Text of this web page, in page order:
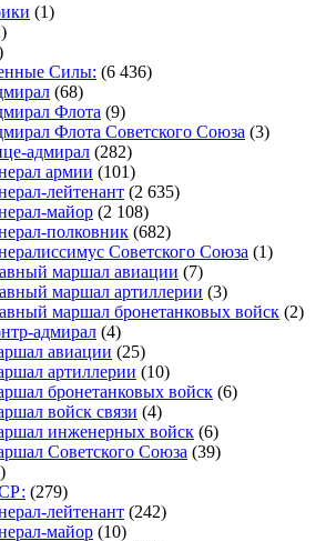
(1)
Силы: (6 436)
(68)
Флота (9)
Флота Советского Союза (3)
адмирал (282)
армии (101)
лейтенант (2 635)
майор (2 108)
полковник (682)
Советского Союза (1)
маршал авиации (7)
маршал артиллерии (3)
маршал бронетанковых войск (2)
адмирал (4)
авиации (25)
артиллерии (10)
бронетанковых войск (6)
войск связи (4)
инженерных войск (6)
Советского Союза (39)
(279)
лейтенант (242)
майор (10)